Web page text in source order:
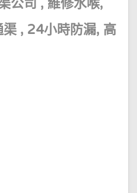
公司 , 維修水喉,
, 24小時防漏, 高